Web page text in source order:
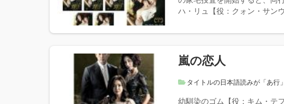
ハ・リュ【役：クォン・サン
嵐の恋人
タイトルの日本語読みが「あ行
幼馴染のゴム【役：キム・テ